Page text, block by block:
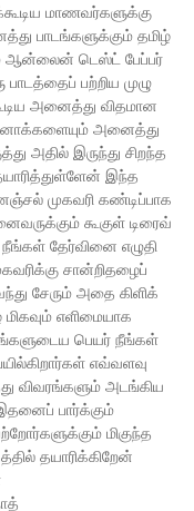
மாணவர்களுக்கு
பாடங்களுக்கும் தமிழ்
ஆன்லைன் டெஸ்ட் பேப்பர்
பற்றிய முழு
அனைத்து விதமான
அனைத்து
அதில் இருந்து சிறந்த
இந்த
முகவரி கண்டிப்பாக
கூகுள் டிரைவ்
நீங்கள் தேர்வினை எழுதி
சான்றிதழைப்
சேரும் அதை கிளிக்
எளிமையாக
பெயர் நீங்கள்
எவ்வளவு
விவரங்களும் அடங்கிய
பார்க்கும்
மிகுந்த
தயாரிக்கிறேன்